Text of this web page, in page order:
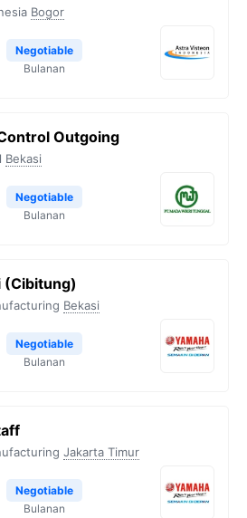
Bogor
Negotiable
Bulanan
Outgoing
Bekasi
Negotiable
Bulanan
(Cibitung)
Bekasi
Negotiable
Bulanan
Jakarta Timur
Negotiable
Bulanan